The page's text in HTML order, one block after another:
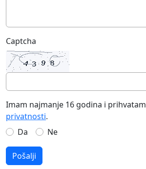
Captcha
Imam najmanje 16 godina i prihvatam
privatnosti.
Da
Ne
Pošalji